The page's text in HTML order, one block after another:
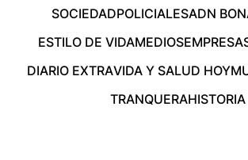
SOCIEDADPOLICIALESADN
ESTILO DE VIDAMEDIOS
DIARIO EXTRAVIDA Y SALUD HOY
TRANQUERAHISTORIA